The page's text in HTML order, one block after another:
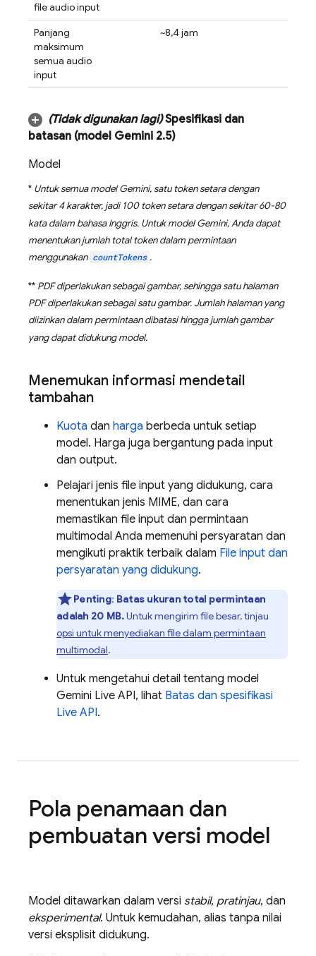
file audio input
Panjang
maksimum
semua audio
input
~8,4 jam
(Tidak digunakan lagi)Spesifikasi dan
batasan (model Gemini 2.5)
Model
* Untuk semua modelGemini, satu token setara dengan
sekitar 4 karakter, jadi 100 token setara dengan sekitar 60-80
kata dalam bahasa Inggris. Untuk modelGemini, Anda dapat
menentukan jumlah total token dalam permintaan
menggunakan countTokens .
** PDF diperlakukan sebagai gambar, sehingga satu halaman
PDF diperlakukan sebagai satu gambar. Jumlah halaman yang
diizinkan dalam permintaan dibatasi hingga jumlah gambar
yang dapat didukung model.
Menemukan informasi mendetail
tambahan
Kuota dan harga berbeda untuk setiap
model. Harga juga bergantung pada input
dan output.
Pelajari jenis file input yang didukung, cara
menentukan jenis MIME, dan cara
memastikan file input dan permintaan
multimodal Anda memenuhi persyaratan dan
mengikuti praktik terbaik dalam File input dan
persyaratan yang didukung.
Penting: Batas ukuran total permintaan
adalah 20 MB.Untuk mengirim file besar, tinjau
opsi untuk menyediakan file dalam permintaan
multimodal.
Untuk mengetahui detail tentang model
Gemini Live API, lihat Batas dan spesifikasi
Live API.
Pola penamaan dan
pembuatan versi model
Model ditawarkan dalam versi stabil, pratinjau, dan
eksperimental. Untuk kemudahan, alias tanpa nilai
versi eksplisit didukung.